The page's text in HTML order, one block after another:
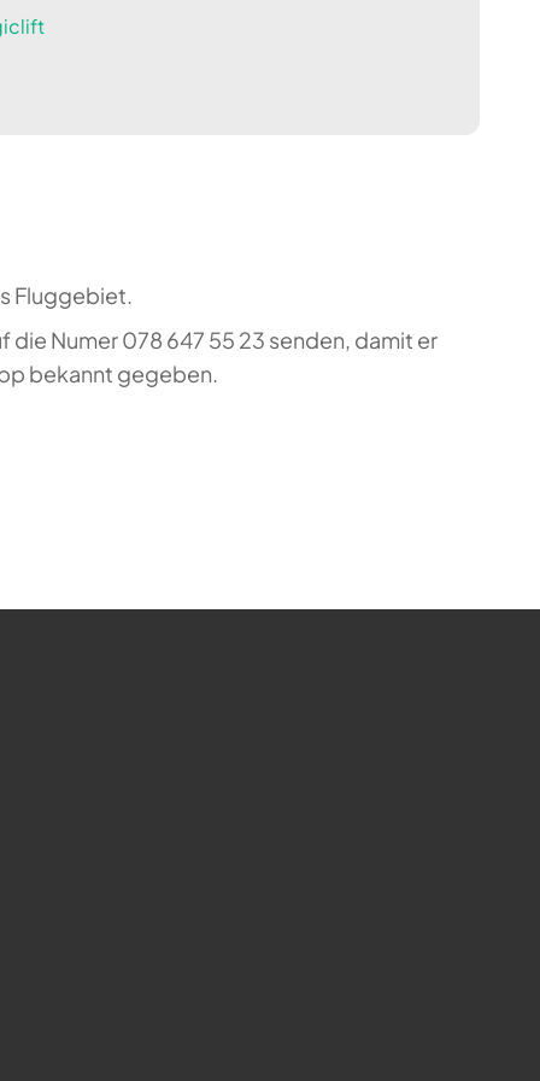
Fluggebiet.
die Numer 078 647 55 23 senden, damit er
bekannt gegeben.